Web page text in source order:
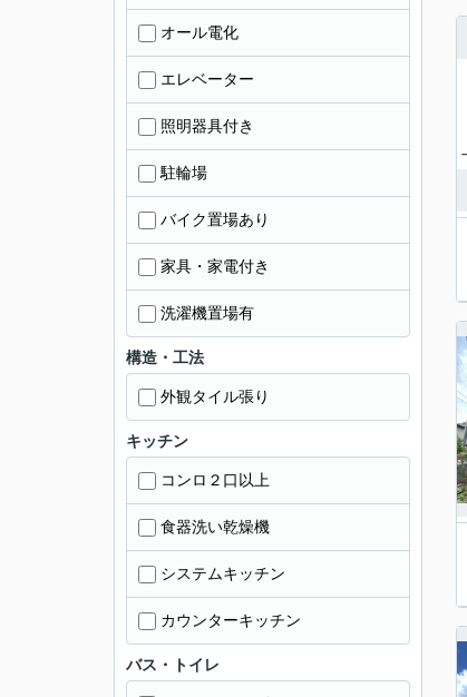
オール電化
エレベーター
照明器具付き
駐輪場
バイク置場あり
家具・家電付き
洗濯機置場有
構造・工法
外観タイル張り
キッチン
コンロ２口以上
食器洗い乾燥機
システムキッチン
カウンターキッチン
バス・トイレ